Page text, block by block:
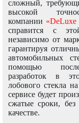
сложный,
высокой
компании «DeLuxe
справится с
независимо от
гарантируя
автомобильных
помощью
разработок в
лобового стекла
сервисе будет
сжатые сроки,
качестве.